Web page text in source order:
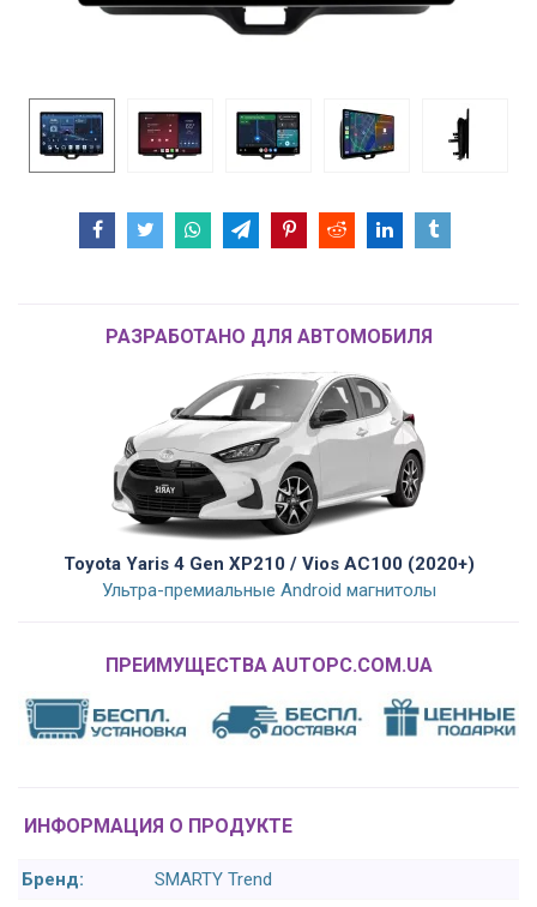
РАЗРАБОТАНО ДЛЯ АВТОМОБИЛЯ
Toyota Yaris 4 Gen XP210 / Vios AC100 (2020+)
Ультра-премиальные Android магнитолы
ПРЕИМУЩЕСТВА AUTOPC.COM.UA
ИНФОРМАЦИЯ О ПРОДУКТЕ
Бренд:
SMARTY Trend